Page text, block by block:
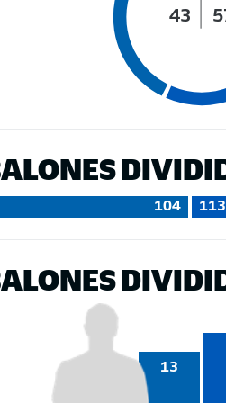
43
104 113
13